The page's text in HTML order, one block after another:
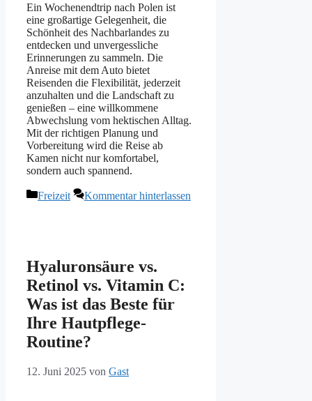
Ein Wochenendtrip nach Polen ist
eine großartige Gelegenheit, die
Schönheit des Nachbarlandes zu
entdecken und unvergessliche
Erinnerungen zu sammeln. Die
Anreise mit dem Auto bietet
Reisenden die Flexibilität, jederzeit
anzuhalten und die Landschaft zu
genießen – eine willkommene
Abwechslung vom hektischen Alltag.
Mit der richtigen Planung und
Vorbereitung wird die Reise ab
Kamen nicht nur komfortabel,
sondern auch spannend.
Kategorien
Freizeit Kommentar hinterlassen
Hyaluronsäure vs.
Retinol vs. Vitamin C:
Was ist das Beste für
Ihre Hautpflege-
Routine?
12. Juni 2025 von Gast